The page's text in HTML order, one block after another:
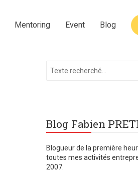
Mentoring Event Blog
Blog Fabien
Blogueur de la première
toutes mes activités
2007.